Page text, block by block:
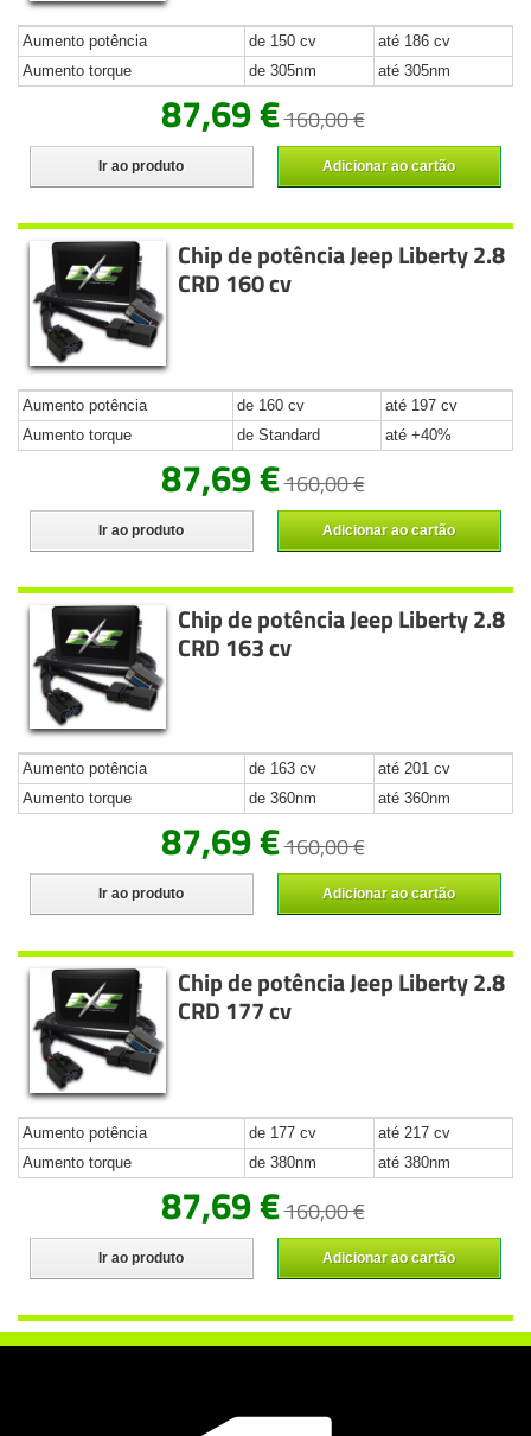
Aumento potência de 150 cv
até 186 cv
Aumento torque
de 305nm até 305nm
87,69 €160,00 €
Ir ao produto Adicionar ao cartão
Chip de potência Jeep Liberty 2.8
CRD 160 cv
Aumento potência de 160 cv
até 197 cv
Aumento torque
de Standard até +40%
87,69 €160,00 €
Ir ao produto Adicionar ao cartão
Chip de potência Jeep Liberty 2.8
CRD 163 cv
Aumento potência de 163 cv
até 201 cv
Aumento torque
de 360nm até 360nm
87,69 €160,00 €
Ir ao produto Adicionar ao cartão
Chip de potência Jeep Liberty 2.8
CRD 177 cv
Aumento potência de 177 cv
até 217 cv
Aumento torque
de 380nm até 380nm
87,69 €160,00 €
Ir ao produto Adicionar ao cartão